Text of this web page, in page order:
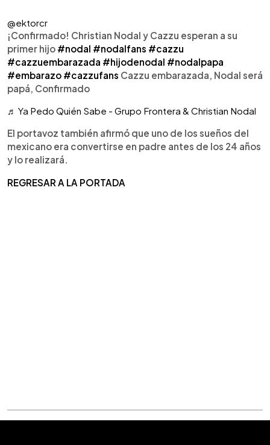
@ektorcr
¡Confirmado! Christian Nodal y Cazzu esperan a su
primer hijo #nodal #nodalfans #cazzu
#cazzuembarazada #hijodenodal #nodalpapa
#embarazo #cazzufans Cazzu embarazada, Nodal será
papá, Confirmado
♬ Ya Pedo Quién Sabe - Grupo Frontera & Christian Nodal
El portavoz también afirmó que uno de los sueños del
mexicano era convertirse en padre antes de los 24 años
y lo realizará.
REGRESAR A LA PORTADA